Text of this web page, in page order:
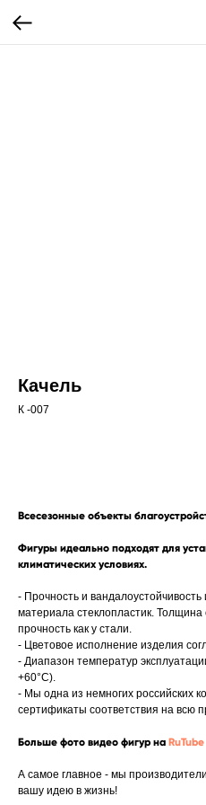
Качель
К -007
Всесезонные объекты
Фигуры идеально подходят для
климатических условиях.
- Прочность и
материала стеклопластик. Толщина
прочность как у стали.
- Цветовое исполнение изделия
- Диапазон температур
+60°C).
- Мы одна из немногих российских
сертификаты соответствия на всю
Больше фото видео фигур на RuTube
А самое главное - мы
вашу идею в жизнь!